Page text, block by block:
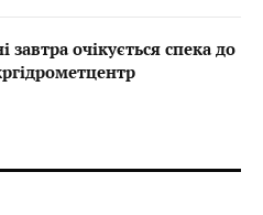
завтра очікується спека до